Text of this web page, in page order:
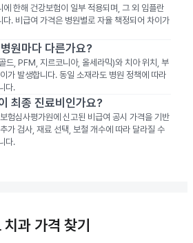
한해 건강보험이 일부 적용되며, 그 외 임플란
. 비급여 가격은 병원별로 자율 책정되어 차이가
원마다 다른가요?
드, PFM, 지르코니아, 올세라믹)와 치아 위치, 부
가 발생합니다. 동일 소재라도 병원 정책에 따라
다.
최종 진료비인가요?
험심사평가원에 신고된 비급여 공시 가격을 기반
가 검사, 재료 선택, 보철 개수에 따라 달라질 수
다.
과 가격 찾기